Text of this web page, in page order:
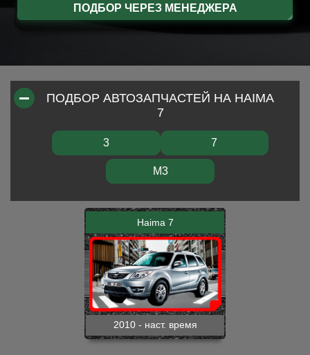
ПОДБОР ЧЕРЕЗ МЕНЕДЖЕРА
ПОДБОР АВТОЗАПЧАСТЕЙ НА HAIMA
7
3 7
M3
Haima 7
2010 - наст. время